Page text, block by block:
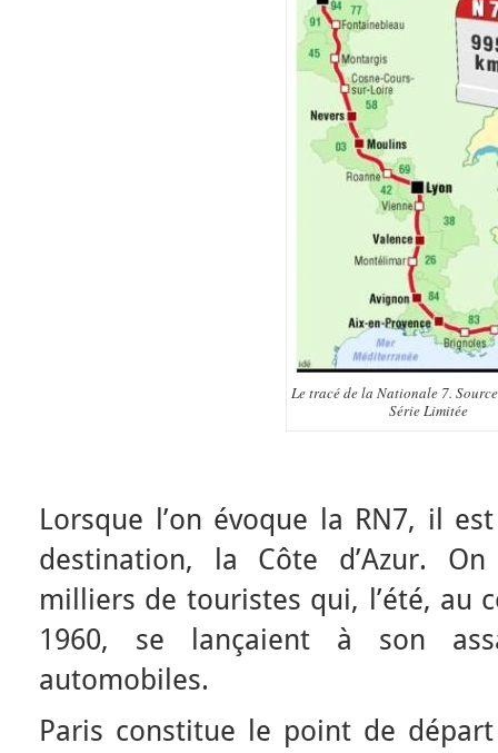
Le tracé de la Nationale 7.
Série Limitée
Lorsque l’on évoque la RN7, il
destination, la Côte d’Azur.
milliers de touristes qui, l’été, au
1960, se lançaient à son
automobiles.
Paris constitue le point de